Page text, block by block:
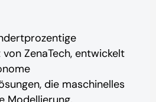
ZenaTech, entwickelt
die maschinelles